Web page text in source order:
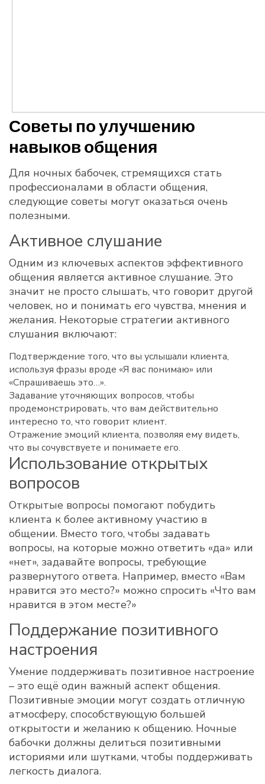
Советы по улучшению
навыков общения
Для ночных бабочек, стремящихся стать
профессионалами в области общения,
следующие советы могут оказаться очень
полезными.
Активное слушание
Одним из ключевых аспектов эффективного
общения является активное слушание. Это
значит не просто слышать, что говорит другой
человек, но и понимать его чувства, мнения и
желания. Некоторые стратегии активного
слушания включают:
Подтверждение того, что вы услышали клиента,
используя фразы вроде «Я вас понимаю» или
«Спрашиваешь это…».
Задавание уточняющих вопросов, чтобы
продемонстрировать, что вам действительно
интересно то, что говорит клиент.
Отражение эмоций клиента, позволяя ему видеть,
что вы сочувствуете и понимаете его.
Использование открытых
вопросов
Открытые вопросы помогают побудить
клиента к более активному участию в
общении. Вместо того, чтобы задавать
вопросы, на которые можно ответить «да» или
«нет», задавайте вопросы, требующие
развернутого ответа. Например, вместо «Вам
нравится это место?» можно спросить «Что вам
нравится в этом месте?»
Поддержание позитивного
настроения
Умение поддерживать позитивное настроение
– это ещё один важный аспект общения.
Позитивные эмоции могут создать отличную
атмосферу, способствующую большей
открытости и желанию к общению. Ночные
бабочки должны делиться позитивными
историями или шутками, чтобы поддерживать
легкость диалога.